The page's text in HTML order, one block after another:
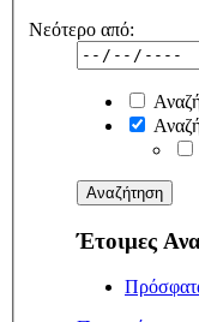
Νεότερο από:
Έτοιμες